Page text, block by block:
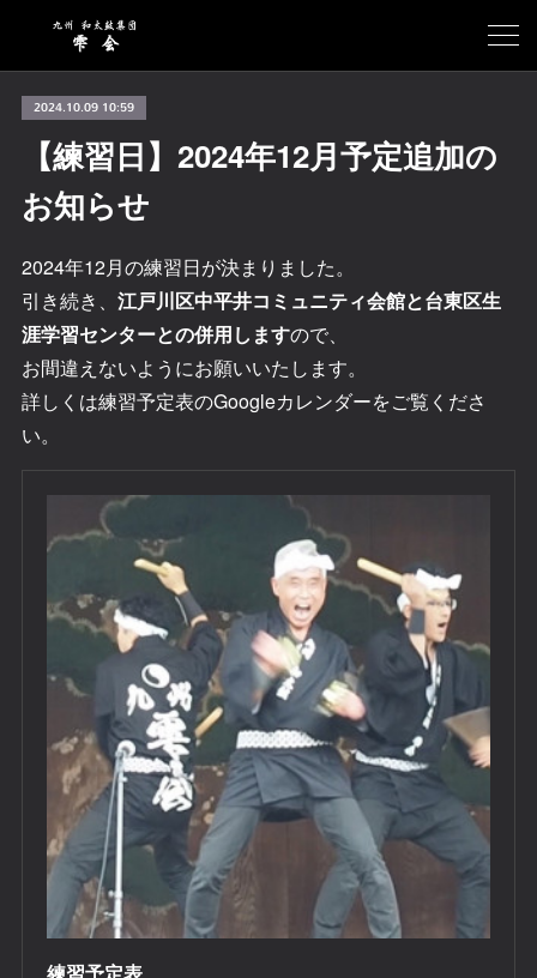
2024.10.09 10:59
【練習日】2024年12月予定追加の
お知らせ
2024年12月の練習日が決まりました。
引き続き、 江戸川区中平井コミュニティ会館と台東区生
涯学習センターとの併用しますので、
お間違えないようにお願いいたします。
詳しくは練習予定表のGoogleカレンダーをご覧くださ
い。